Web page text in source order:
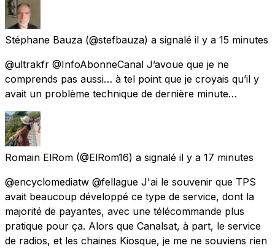
Stéphane Bauza (@stefbauza) a signalé il y a 15 minutes
@ultrakfr @InfoAbonneCanal J’avoue que je ne
comprends pas aussi… à tel point que je croyais qu’il y
avait un problème technique de dernière minute…
Romain ElRom (@ElRom16) a signalé il y a 17 minutes
@encyclomediatw @fellague J'ai le souvenir que TPS
avait beaucoup développé ce type de service, dont la
majorité de payantes, avec une télécommande plus
pratique pour ça. Alors que Canalsat, à part, le service
de radios, et les chaines Kiosque, je me ne souviens rien